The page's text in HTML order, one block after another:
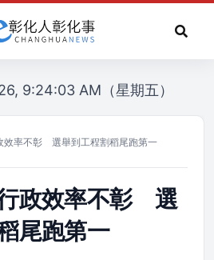
9:24:03 AM（星期五）
效率不彰 選舉到工程割稻尾跑第一
政效率不彰 選
尾跑第一